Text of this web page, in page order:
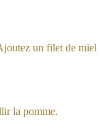
un filet de miel
la pomme.